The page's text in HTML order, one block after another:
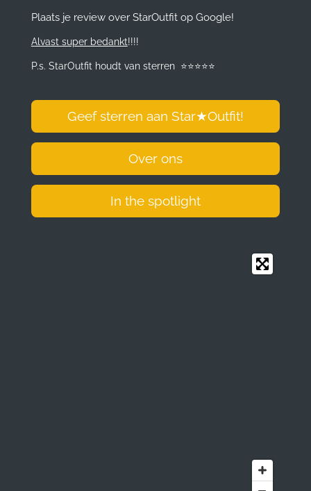
b
o
k
a
r
a
e
I
n
s
p
Plaats je review over StarOutfit op Google!
Alvast super bedankt!!!!
P.s. StarOutfit houdt van sterren ⭐️⭐️⭐️⭐️⭐️
Geef sterren aan Star★Outfit!
Over ons
In the spotlight